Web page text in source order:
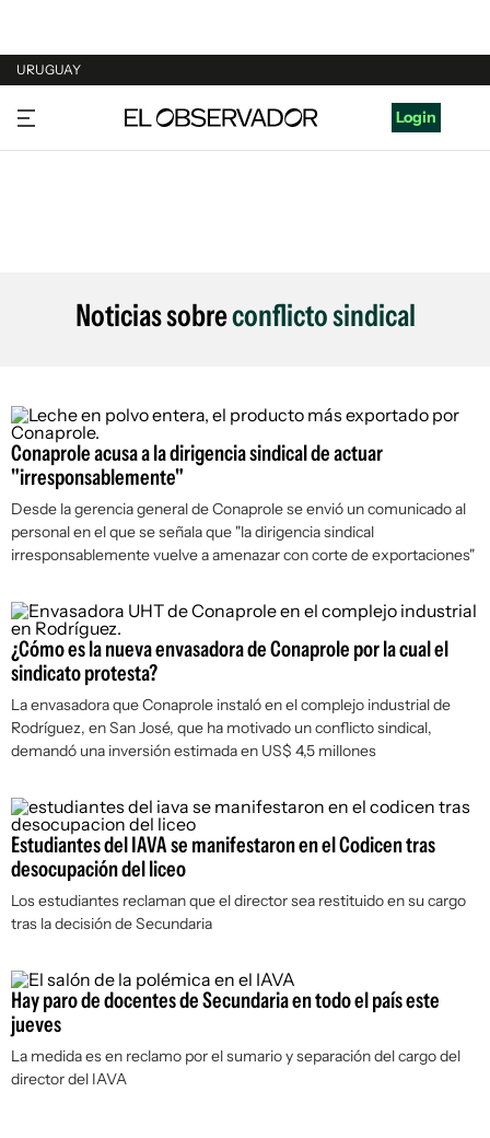
URUGUAY
URUGUAY
ARGENTINA
Login
Noticias sobreconflicto sindical
Conaprole acusa a la dirigencia sindical de actuar
"irresponsablemente"
Desde la gerencia general de Conaprole se envió un comunicado al
personal en el que se señala que "la dirigencia sindical
irresponsablemente vuelve a amenazar con corte de exportaciones"
¿Cómo es la nueva envasadora de Conaprole por la cual el
sindicato protesta?
La envasadora que Conaprole instaló en el complejo industrial de
Rodríguez, en San José, que ha motivado un conflicto sindical,
demandó una inversión estimada en US$ 4,5 millones
Estudiantes del IAVA se manifestaron en el Codicen tras
desocupación del liceo
Los estudiantes reclaman que el director sea restituido en su cargo
tras la decisión de Secundaria
Hay paro de docentes de Secundaria en todo el país este
jueves
La medida es en reclamo por el sumario y separación del cargo del
director del IAVA